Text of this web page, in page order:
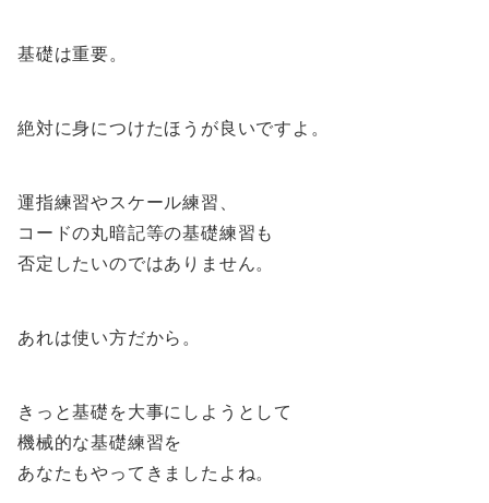
基礎は重要。
絶対に身につけたほうが良いですよ。
運指練習やスケール練習、
コードの丸暗記等の基礎練習も
否定したいのではありません。
あれは使い方だから。
きっと基礎を大事にしようとして
機械的な基礎練習を
あなたもやってきましたよね。